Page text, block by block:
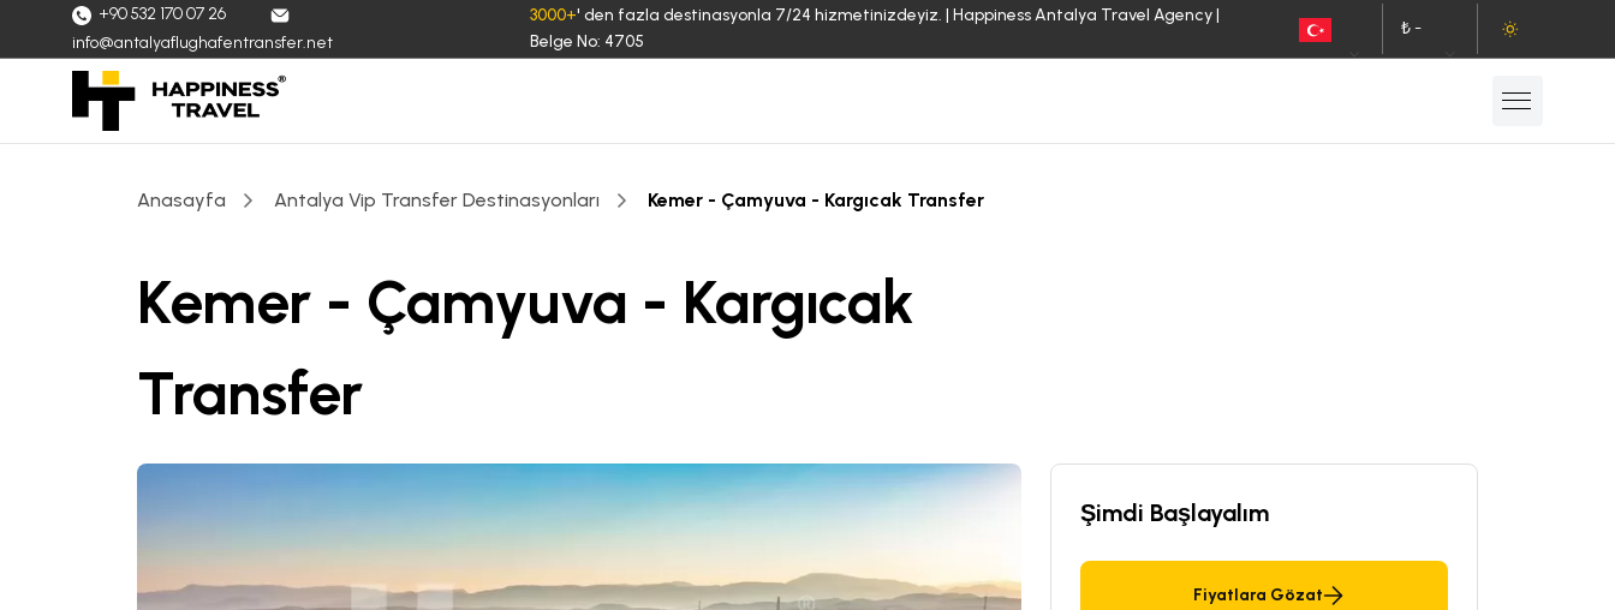
+90 532 170 07 26
info@antalyaflughafentransfer.net
3000+' den fazla destinasyonla 7/24 hizmetinizdeyiz. | Happiness Antalya Travel Agency |
Belge No: 4705
₺ -
Anasayfa Antalya Vip Transfer Destinasyonları Kemer - Çamyuva - Kargıcak Transfer
Kemer - Çamyuva - Kargıcak
Transfer
Şimdi Başlayalım
Fiyatlara Gözat